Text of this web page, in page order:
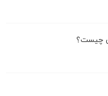
چیست؟